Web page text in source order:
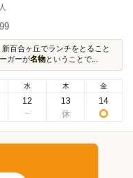
人
百合ヶ丘でランチをとること
ガーが名物ということで...
水
12
木
13
金
14